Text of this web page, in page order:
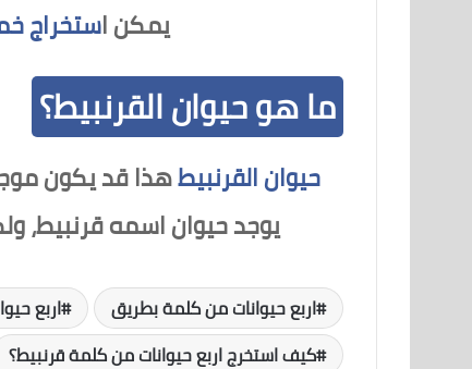
يمكن استخراج
ما هو حيوان القرنبيط؟
حيوان القرنبيطهذا قد يكون
يوجد حيوان اسمه قرنبيط،
اربع حيوانات من كلمة بطريق اربع
كيف استخرج اربع حيوانات من كلمة قرنبيط؟